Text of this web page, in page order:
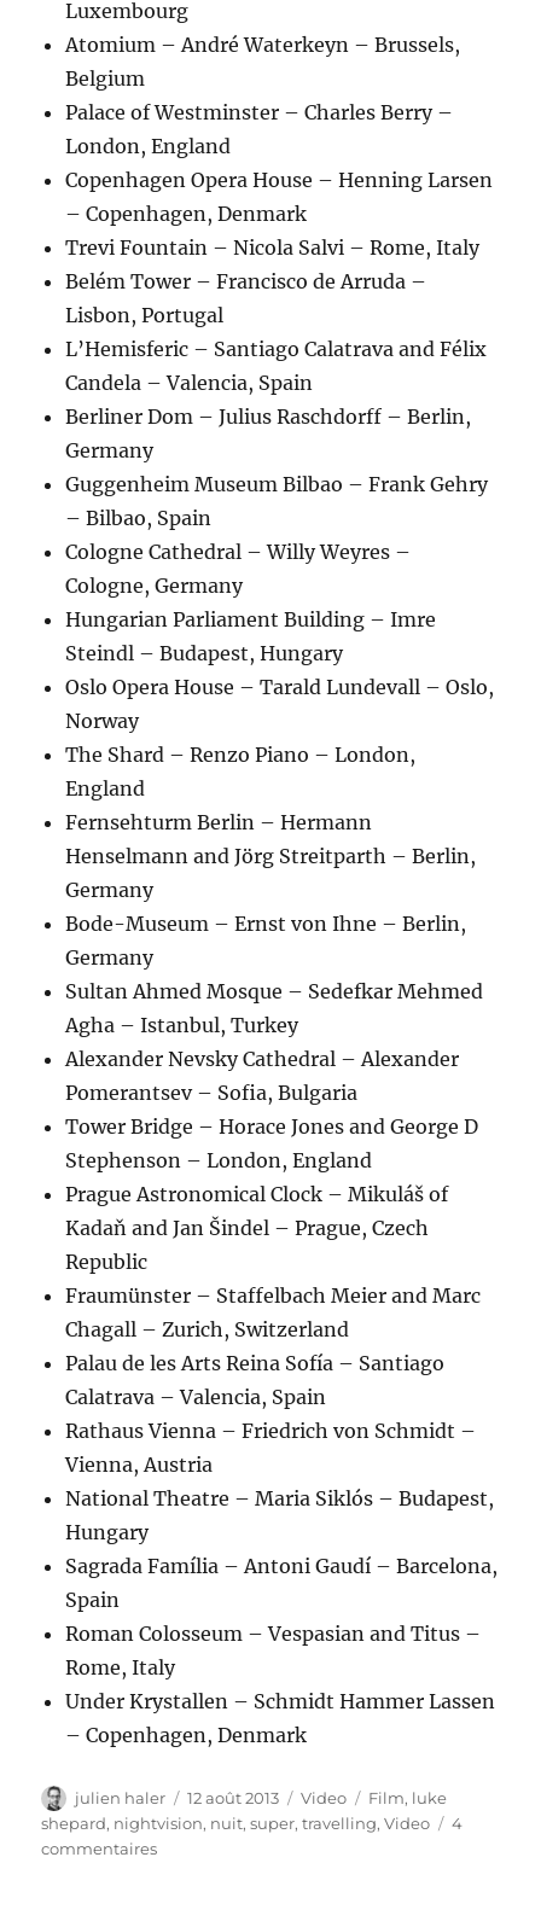
Luxembourg
Atomium – André Waterkeyn – Brussels,
Belgium
Palace of Westminster – Charles Berry –
London, England
Copenhagen Opera House – Henning Larsen
– Copenhagen, Denmark
Trevi Fountain – Nicola Salvi – Rome, Italy
Belém Tower – Francisco de Arruda –
Lisbon, Portugal
L’Hemisferic – Santiago Calatrava and Félix
Candela – Valencia, Spain
Berliner Dom – Julius Raschdorff – Berlin,
Germany
Guggenheim Museum Bilbao – Frank Gehry
– Bilbao, Spain
Cologne Cathedral – Willy Weyres –
Cologne, Germany
Hungarian Parliament Building – Imre
Steindl – Budapest, Hungary
Oslo Opera House – Tarald Lundevall – Oslo,
Norway
The Shard – Renzo Piano – London,
England
Fernsehturm Berlin – Hermann
Henselmann and Jörg Streitparth – Berlin,
Germany
Bode-Museum – Ernst von Ihne – Berlin,
Germany
Sultan Ahmed Mosque – Sedefkar Mehmed
Agha – Istanbul, Turkey
Alexander Nevsky Cathedral – Alexander
Pomerantsev – Sofia, Bulgaria
Tower Bridge – Horace Jones and George D
Stephenson – London, England
Prague Astronomical Clock – Mikuláš of
Kadaň and Jan Šindel – Prague, Czech
Republic
Fraumünster – Staffelbach Meier and Marc
Chagall – Zurich, Switzerland
Palau de les Arts Reina Sofía – Santiago
Calatrava – Valencia, Spain
Rathaus Vienna – Friedrich von Schmidt –
Vienna, Austria
National Theatre – Maria Siklós – Budapest,
Hungary
Sagrada Família – Antoni Gaudí – Barcelona,
Spain
Roman Colosseum – Vespasian and Titus –
Rome, Italy
Under Krystallen – Schmidt Hammer Lassen
– Copenhagen, Denmark
Auteur
julien haler
Publié
le
12 août 2013 Catégories
Video Étiquettes
Film, luke
shepard, nightvision, nuit,super,travelling,Video
4
commentairessur